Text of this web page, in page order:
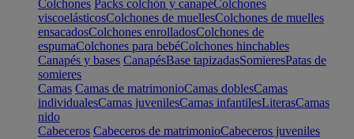
Colchones Packs colchón y canapéColchones
viscoelásticosColchones de muellesColchones de muelles
ensacadosColchones enrolladosColchones de
espumaColchones para bebéColchones hinchables
Canapés y bases CanapésBase tapizadasSomieresPatas de
somieres
Camas Camas de matrimonioCamas doblesCamas
individualesCamas juvenilesCamas infantilesLiterasCamas
nido
Cabeceros Cabeceros de matrimonioCabeceros juveniles